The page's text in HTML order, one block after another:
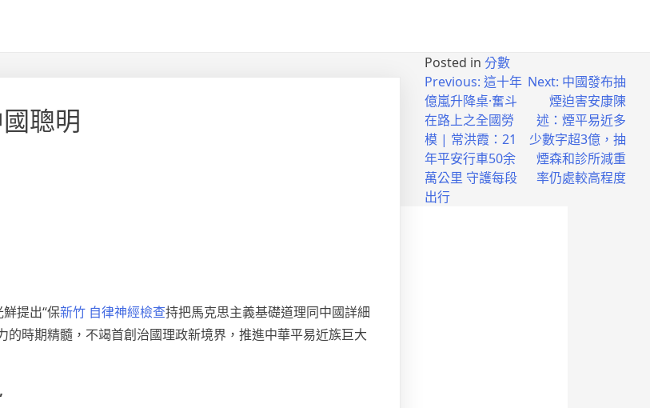
聰明
提出“保新竹 自律神經檢查持把馬克思主義基礎道理同中國詳細
時期精髓，不竭首創治國理政新境界，推進中華平易近族巨大
Posted in 分數
Previous: 這十年
億嵐升降桌·奮斗
在路上之全國勞
模 | 常洪霞：21
年平安行車50余
萬公里 守護每段
出行
Next: 中國發布抽
煙迫害安康陳
述：煙平易近多
少數字超3億，抽
煙森和診所減重
率仍處較高程度